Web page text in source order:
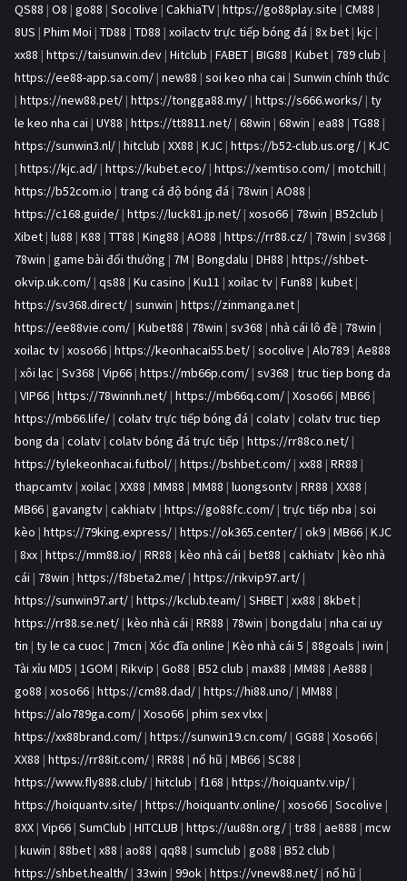
QS88 | O8 | go88 | Socolive | CakhiaTV | https://go88play.site | CM88 |
8US | Phim Moi | TD88 | TD88 | xoilactv trực tiếp bóng đá | 8x bet | kjc |
xx88 | https://taisunwin.dev | Hitclub | FABET | BIG88 | Kubet | 789 club |
https://ee88-app.sa.com/ | new88 | soi keo nha cai | Sunwin chính thức
| https://new88.pet/ | https://tongga88.my/ | https://s666.works/ | ty
le keo nha cai | UY88 | https://tt8811.net/ | 68win | 68win | ea88 | TG88 |
https://sunwin3.nl/ | hitclub | XX88 | KJC | https://b52-club.us.org/ | KJC
| https://kjc.ad/ | https://kubet.eco/ | https://xemtiso.com/ | motchill |
https://b52com.io | trang cá độ bóng đá | 78win | AO88 |
https://c168.guide/ | https://luck81.jp.net/ | xoso66 | 78win | B52club |
Xibet | lu88 | K88 | TT88 | King88 | AO88 | https://rr88.cz/ | 78win | sv368 |
78win | game bài đổi thưởng | 7M | Bongdalu | DH88 | https://shbet-
okvip.uk.com/ | qs88 | Ku casino | Ku11 | xoilac tv | Fun88 | kubet |
https://sv368.direct/ | sunwin | https://zinmanga.net |
https://ee88vie.com/ | Kubet88 | 78win | sv368 | nhà cái lô đề | 78win |
xoilac tv | xoso66 | https://keonhacai55.bet/ | socolive | Alo789 | Ae888
| xôi lạc | Sv368 | Vip66 | https://mb66p.com/ | sv368 | truc tiep bong da
| VIP66 | https://78winnh.net/ | https://mb66q.com/ | Xoso66 | MB66 |
https://mb66.life/ | colatv trực tiếp bóng đá | colatv | colatv truc tiep
bong da | colatv | colatv bóng đá trực tiếp | https://rr88co.net/ |
https://tylekeonhacai.futbol/ | https://bshbet.com/ | xx88 | RR88 |
thapcamtv | xoilac | XX88 | MM88 | MM88 | luongsontv | RR88 | XX88 |
MB66 | gavangtv | cakhiatv | https://go88fc.com/ | trực tiếp nba | soi
kèo | https://79king.express/ | https://ok365.center/ | ok9 | MB66 | KJC
| 8xx | https://mm88.io/ | RR88 | kèo nhà cái | bet88 | cakhiatv | kèo nhà
cái | 78win | https://f8beta2.me/ | https://rikvip97.art/ |
https://sunwin97.art/ | https://kclub.team/ | SHBET | xx88 | 8kbet |
https://rr88.se.net/ | kèo nhà cái | RR88 | 78win | bongdalu | nha cai uy
tin | ty le ca cuoc | 7mcn | Xóc đĩa online | Kèo nhà cái 5 | 88goals | iwin |
Tài xỉu MD5 | 1GOM | Rikvip | Go88 | B52 club | max88 | MM88 | Ae888 |
go88 | xoso66 | https://cm88.dad/ | https://hi88.uno/ | MM88 |
https://alo789ga.com/ | Xoso66 | phim sex vlxx |
https://xx88brand.com/ | https://sunwin19.cn.com/ | GG88 | Xoso66 |
XX88 | https://rr88it.com/ | RR88 | nổ hũ | MB66 | SC88 |
https://www.fly888.club/ | hitclub | f168 | https://hoiquantv.vip/ |
https://hoiquantv.site/ | https://hoiquantv.online/ | xoso66 | Socolive |
8XX | Vip66 | SumClub | HITCLUB | https://uu88n.org/ | tr88 | ae888 | mcw
| kuwin | 88bet | x88 | ao88 | qq88 | sumclub | go88 | B52 club |
https://shbet.health/ | 33win | 99ok | https://vnew88.net/ | nổ hũ |